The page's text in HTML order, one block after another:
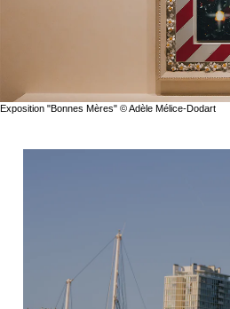
Exposition "Bonnes Mères" © Adèle Mélice-Dodart